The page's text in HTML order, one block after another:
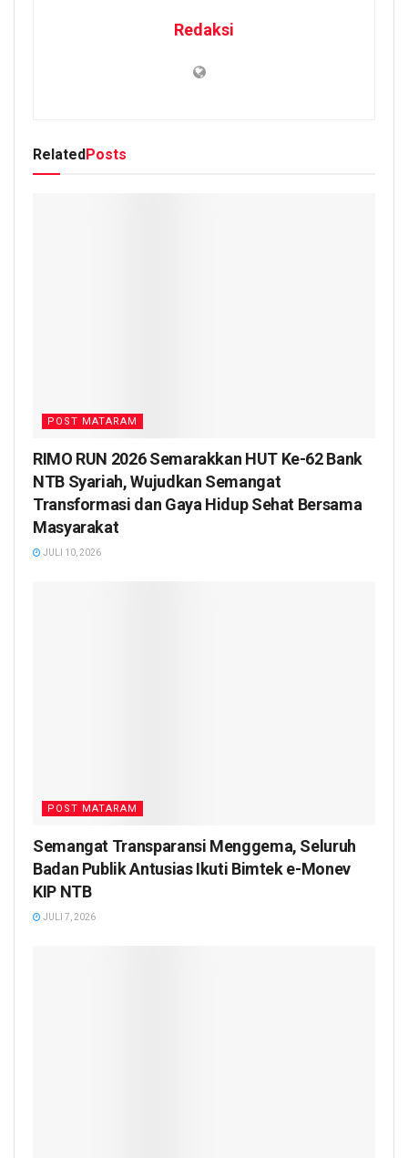
Redaksi
RelatedPosts
POST MATARAM
RIMO RUN 2026 Semarakkan HUT Ke-62 Bank
NTB Syariah, Wujudkan Semangat
Transformasi dan Gaya Hidup Sehat Bersama
Masyarakat
JULI 10, 2026
POST MATARAM
Semangat Transparansi Menggema, Seluruh
Badan Publik Antusias Ikuti Bimtek e-Monev
KIP NTB
JULI 7, 2026